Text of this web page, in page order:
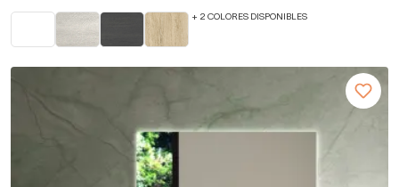
+ 2 COLORES DISPONIBLES